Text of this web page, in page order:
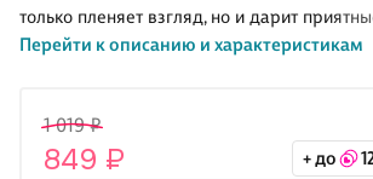
только пленяет взгляд, но и дарит
ощущения при каждом прикосновении. На
Удобное ляссе всегда подскажет, где
закругленные углы защищают страницы,
Перейти к описанию и характеристикам
1 019 ₽
849 ₽ + до